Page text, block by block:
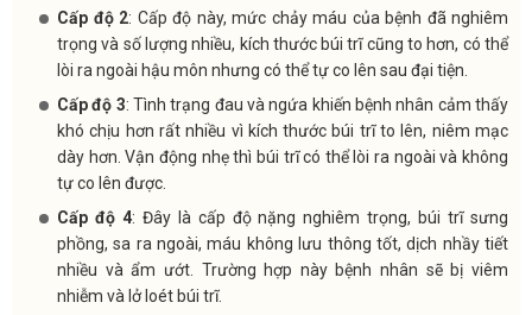
Cấp độ 2: Cấp độ này, mức chảy máu của bệnh đã nghiêm
trọng và số lượng nhiều, kích thước búi trĩ cũng to hơn, có thể
lòi ra ngoài hậu môn nhưng có thể tự co lên sau đại tiện.
Cấp độ 3: Tình trạng đau và ngứa khiến bệnh nhân cảm thấy
khó chịu hơn rất nhiều vì kích thước búi trĩ to lên, niêm mạc
dày hơn. Vận động nhẹ thì búi trĩ có thể lòi ra ngoài và không
tự co lên được.
Cấp độ 4: Đây là cấp độ nặng nghiêm trọng, búi trĩ sưng
phồng, sa ra ngoài, máu không lưu thông tốt, dịch nhầy tiết
nhiều và ẩm ướt. Trường hợp này bệnh nhân sẽ bị viêm
nhiễm và lở loét búi trĩ.